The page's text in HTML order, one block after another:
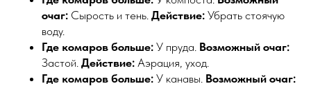
очаг: Сырость и тень. Действие: Убрать стоячую
воду.
Где комаров больше: У пруда. Возможный очаг:
Застой. Действие: Аэрация, уход.
Где комаров больше: У канавы. Возможный очаг: